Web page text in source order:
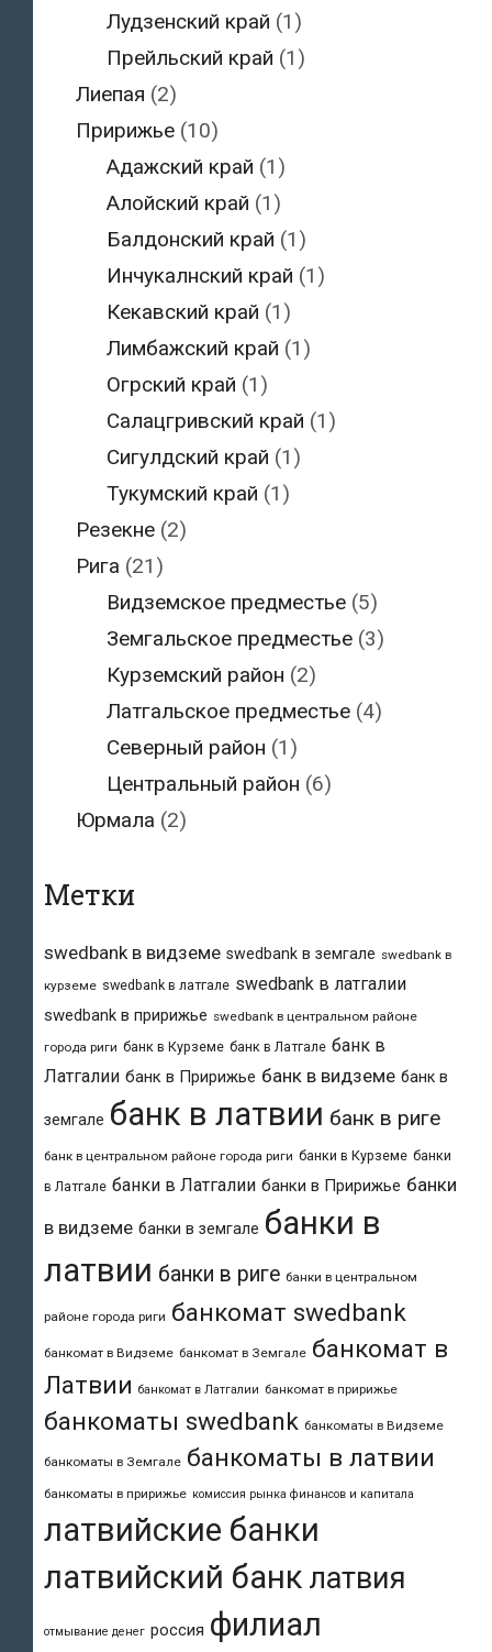
Лудзенский край (1)
Прейльский край (1)
Лиепая (2)
Пририжье(10)
Адажский край (1)
Алойский край (1)
Балдонский край (1)
Инчукалнский край (1)
Кекавский край (1)
Лимбажский край (1)
Огрский край (1)
Салацгривский край (1)
Сигулдский край (1)
Тукумский край (1)
Резекне(2)
Рига (21)
Видземское предместье (5)
Земгальское предместье (3)
Курземский район (2)
Латгальское предместье (4)
Северный район (1)
Центральный район (6)
Юрмала (2)
Метки
swedbank в видземе swedbank в земгале swedbank в
курземе swedbank в латгале swedbank в латгалии
swedbank в пририжье swedbank в центральном районе
города риги банк в Курземе банк в Латгале банк в
Латгалии банк в Пририжье банк в видземе банк в
земгале банк в латвии банк в риге
банк в центральном районе города риги банки в Курземе банки
в Латгале банки в Латгалии банки в Пририжье банки
в видземе банки в земгале банки в
латвии банки в риге банки в центральном
районе города риги банкомат swedbank
банкомат в Видземе банкомат в Земгале банкомат в
Латвии банкомат в Латгалии банкомат в пририжье
банкоматы swedbank банкоматы в Видземе
банкоматы в Земгале банкоматы в латвии
банкоматы в пририжье комиссия рынка финансов и капитала
латвийские банки
латвийский банк латвия
отмывание денег россия филиал